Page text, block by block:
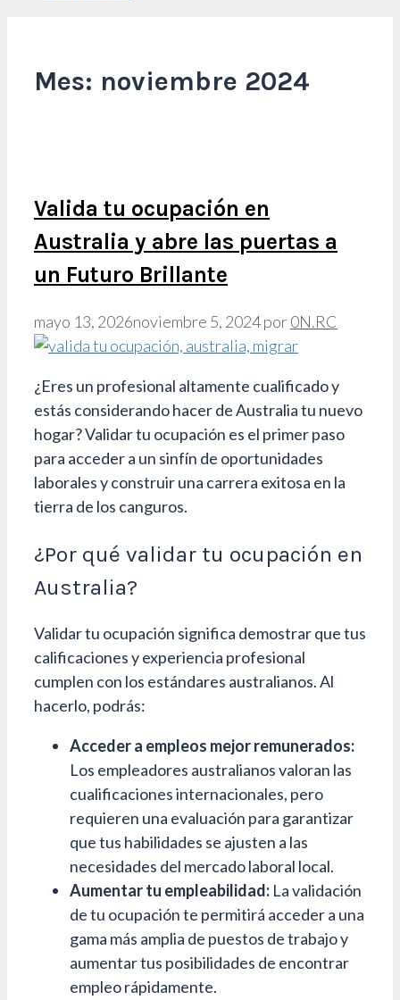
Mes: noviembre 2024
Valida tu ocupación en
Australia y abre las puertas a
un Futuro Brillante
mayo 13, 2026noviembre 5, 2024por0N.RC
¿Eres un profesional altamente cualificado y
estás considerando hacer de Australia tu nuevo
hogar? Validar tu ocupación es el primer paso
para acceder a un sinfín de oportunidades
laborales y construir una carrera exitosa en la
tierra de los canguros.
¿Por qué validar tu ocupación en
Australia?
Validar tu ocupación significa demostrar que tus
calificaciones y experiencia profesional
cumplen con los estándares australianos. Al
hacerlo, podrás:
Acceder a empleos mejor remunerados:
Los empleadores australianos valoran las
cualificaciones internacionales, pero
requieren una evaluación para garantizar
que tus habilidades se ajusten a las
necesidades del mercado laboral local.
Aumentar tu empleabilidad: La validación
de tu ocupación te permitirá acceder a una
gama más amplia de puestos de trabajo y
aumentar tus posibilidades de encontrar
empleo rápidamente.